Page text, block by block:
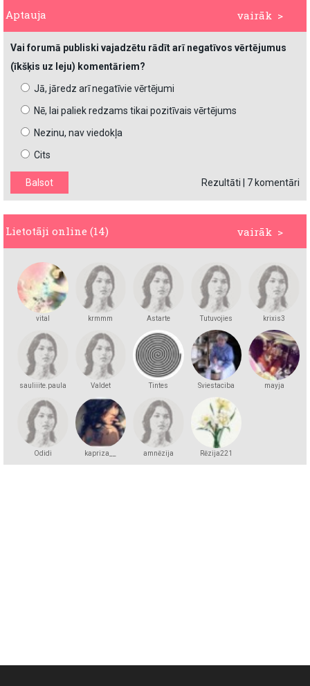
vairāk >
Aptauja
Vai forumā publiski vajadzētu rādīt arī negatīvos vērtējumus
(īkšķis uz leju) komentāriem?
Jā, jāredz arī negatīvie vērtējumi
Nē, lai paliek redzams tikai pozitīvais vērtējums
Nezinu, nav viedokļa
Cits
Rezultāti 7 komentāri
vairāk >
Lietotāji online (14)
vital krmmm Astarte Tutuvojies krixis3
sauliiite.paula Valdet Tintes Sviestaciba mayja
Odidi kapriza__ amnēzija Rēzija221